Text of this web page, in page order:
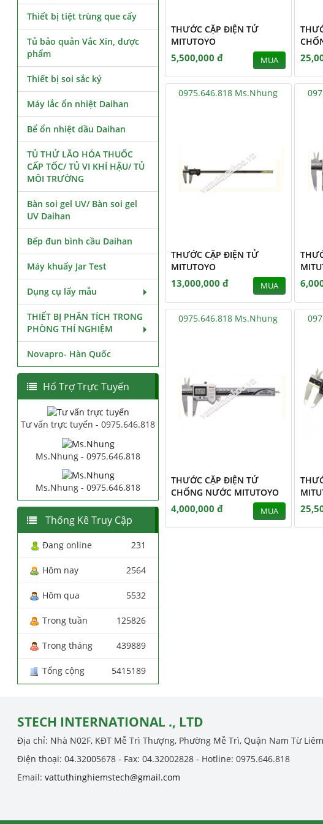
THƯỚC CẶP ĐIỆN TỬ
MITUTOYO
5,500,000 đ MUA
0975.646.818 Ms.Nhung
THƯỚC CẶP ĐIỆN TỬ
MITUTOYO
13,000,000 đ MUA
0975.646.818 Ms.Nhung
THƯỚC CẶP ĐIỆN TỬ
CHỐNG NƯỚC MITUTOYO
4,000,000 đ MUA
Thiết bị tiệt trùng que cấy
Tủ bảo quản Vắc Xin, dược
phẩm
Thiết bị soi sắc ký
Máy lắc ổn nhiệt Daihan
Bể ổn nhiệt dầu Daihan
TỦ THỬ LÃO HÓA THUỐC
CẤP TỐC/ TỦ VI KHÍ HẬU/ TỦ
MÔI TRƯỜNG
Bàn soi gel UV/ Bàn soi gel
UV Daihan
Bếp đun bình cầu Daihan
Máy khuấy Jar Test
Dụng cụ lấy mẫu
THIẾT BỊ PHÂN TÍCH TRONG
PHÒNG THÍ NGHIỆM
Novapro- Hàn Quốc
Hổ Trợ Trực Tuyến
Tư vấn trực tuyến - 0975.646.818
Ms.Nhung - 0975.646.818
Ms.Nhung - 0975.646.818
Thống Kê Truy Cập
Đang online 231
Hôm nay 2564
Hôm qua 5532
Trong tuần 125826
Trong tháng 439889
Tổng cộng 5415189
STECH INTERNATIONAL ., LTD
Địa chỉ: Nhà N02F, KĐT Mễ Trì Thượng, Phường Mễ Trì, Quận Nam Từ
Điện thoại: 04.32005678 - Fax: 04.32002828 - Hotline: 0975.646.818
Email:vattuthinghiemstech@gmail.com